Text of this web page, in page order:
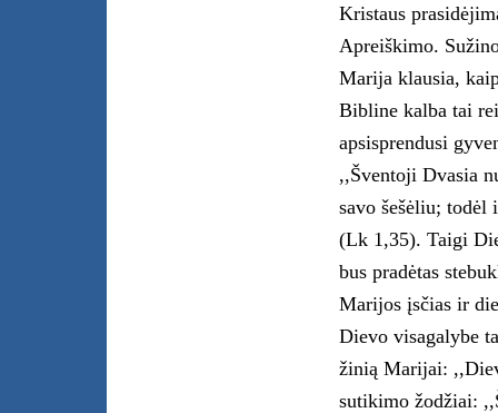
Kristaus
Apreiškimo.
Marija klausia,
Bibline kalba tai
apsisprendusi
,,Šventoji Dvasia
savo šešėliu; todėl
(Lk 1,35). Taigi
bus pradėtas
Marijos įsčias ir
Dievo visagalybe
žinią Marijai:
sutikimo žodžiai: